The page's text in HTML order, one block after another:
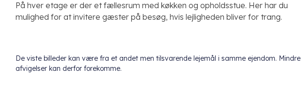
På hver etage er der et fællesrum med køkken og opholdsstue. Her har du
mulighed for at invitere gæster på besøg, hvis lejligheden bliver for trang.
De viste billeder kan være fra et andet men tilsvarende lejemål i samme ejendom. Mindre
afvigelser kan derfor forekomme.